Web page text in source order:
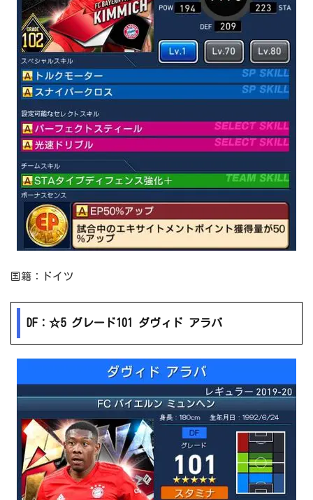
国籍：ドイツ
DF：☆5 グレード101 ダヴィド アラバ